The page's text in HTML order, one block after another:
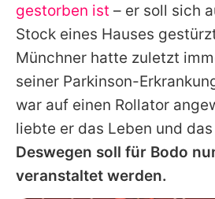
Utiq
gestorben ist – er soll sich
Stock eines Hauses
Münchner hatte zuletzt
seiner Parkinson-
war auf einen Rollator
liebte er das Leben und das
Deswegen soll für Bodo
veranstaltet werden.